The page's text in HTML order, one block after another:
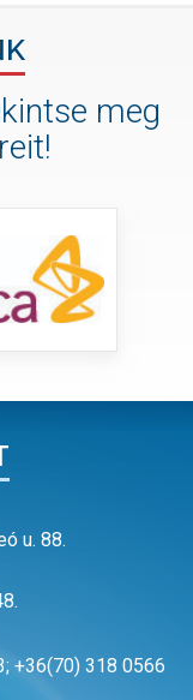
meg
u. 88.
+36(70) 318 0566